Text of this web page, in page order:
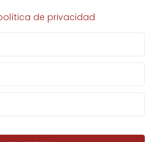
de privacidad